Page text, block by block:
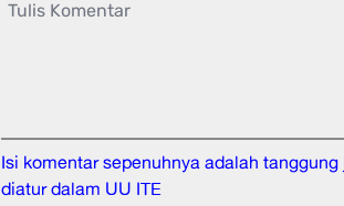
Isi komentar sepenuhnya adalah
diatur dalam UU ITE